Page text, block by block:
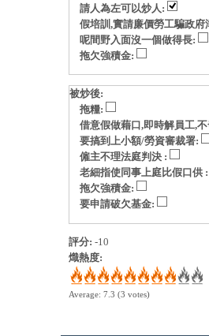
請人為左可以炒人:
假培訓,實請廉價勞工騙政
呢間野入面沒一個做得長:
拖欠強積金:
被炒後:
拖糧:
借意假做藉口,即時解員工,
要搞到上小額/勞資審裁署:
僱主不理法庭判決 :
老細指使同事上庭比假口供
拖欠強積金:
要申請破欠基金:
評分: -10
熾熱度:
Average: 7.3 (3 votes)